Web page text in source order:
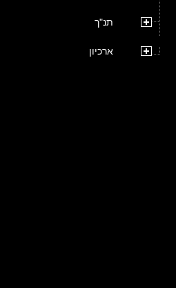
תנ"ך
ארכיון